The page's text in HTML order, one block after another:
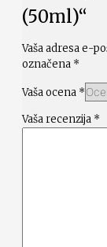
(50ml)“
Vaša adresa e-
označena *
Vaša ocena *
Vaša recenzija *